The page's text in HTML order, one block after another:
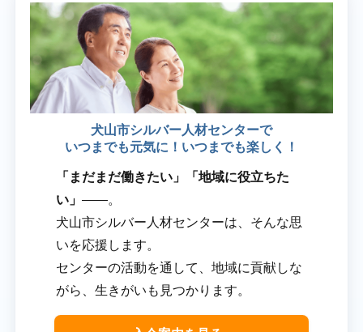
犬山市シルバー人材センターで
いつまでも元気に！いつまでも楽しく！
「まだまだ働きたい」「地域に役立ちた
い」 ――。
犬山市シルバー人材センターは、そんな思
いを応援します。
センターの活動を通して、地域に貢献しな
がら、生きがいも見つかります。